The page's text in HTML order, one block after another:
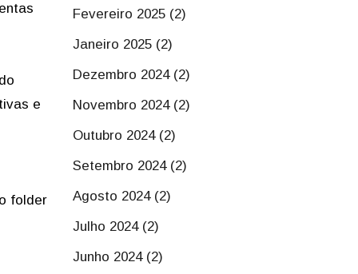
e
folder
Fevereiro 2025 (2)
Janeiro 2025 (2)
Dezembro 2024 (2)
Novembro 2024 (2)
Outubro 2024 (2)
Setembro 2024 (2)
Agosto 2024 (2)
Julho 2024 (2)
Junho 2024 (2)